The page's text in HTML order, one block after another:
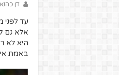
דן כהנא
עד לפני
אלא גם
באמת